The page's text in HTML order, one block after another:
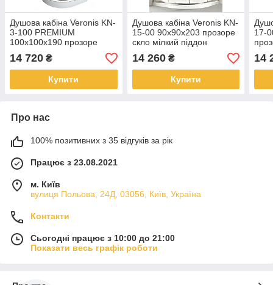
Душова кабіна Veronis KN-
3-100 PREMIUM
100х100х190 прозоре
скло без піддона
14 720 ₴
Купити
Душова кабіна Veronis KN-
15-00 90х90х203 прозоре
скло мілкий піддон
14 260₴
Купити
17-
14
Про нас
100% позитивних з 35 відгуків за рік
Працює з 23.08.2021
м. Київ
вулиця Польова, 24Д, 03056, Київ, Україна
Контакти
Сьогодні працює з 10:00 до 21:00
Показати весь графік роботи